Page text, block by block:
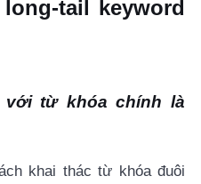
tail keyword
với từ khóa chính là
khai thác từ khóa đuôi